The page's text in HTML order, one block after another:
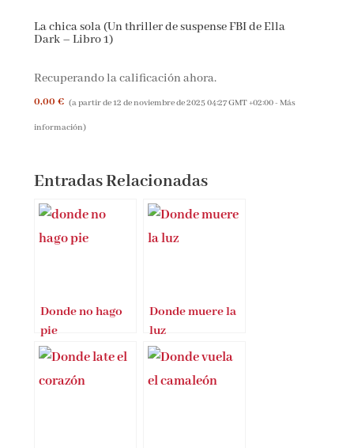
La chica sola (Un thriller de suspense FBI de Ella
Dark – Libro 1)
Recuperando la calificación ahora.
0,00 € (a partir de 12 de noviembre de 2025 04:27 GMT +02:00 -Más
información)
Entradas Relacionadas
Donde no hago
pie
Donde muere la
luz